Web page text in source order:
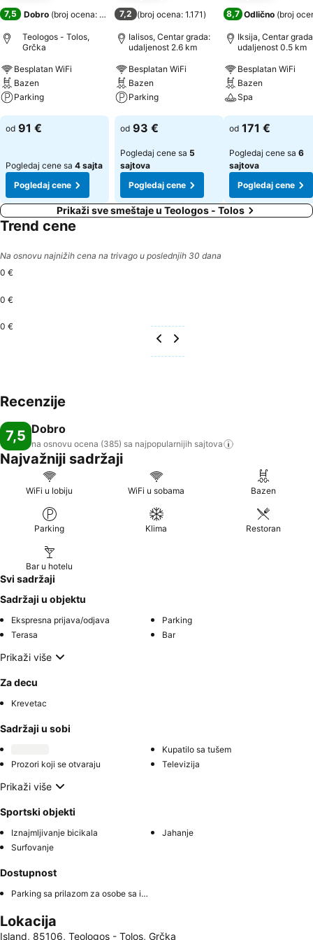
7,5 Dobro (broj ocena: 385)
Teologos - Tolos,
Grčka
Besplatan WiFi
Bazen
Parking
Pogledaj cene
od 91 €
Pogledaj cene sa 4 sajta
Pogledaj cene
7,2 (broj ocena: 1.171)
Ialisos, Centar grada:
udaljenost 2.6 km
Besplatan WiFi
Bazen
Parking
Pogledaj cene
od 93 €
Pogledaj cene sa 5
sajtova
Pogledaj cene
8,7 Odlično (broj
Iksija, Centar
udaljenost 0.5 km
Besplatan WiFi
Bazen
Spa
Pogledaj cene
od 171 €
Pogledaj cene sa 6
sajtova
Pogledaj cene
Prikaži sve smeštaje u Teologos - Tolos
Trend cene
Na osnovu najnižih cena na trivago u poslednjih 30 dana
0 €
0 €
0 €
Recenzije
7,5 Dobro
na osnovu ocena (385) sa najpopularnijih sajtova
Najvažniji sadržaji
WiFi u lobiju WiFi u sobama Bazen
Parking Klima Restoran
Bar u hotelu
Svi sadržaji
Sadržaji u objektu
Ekspresna prijava/odjava
Parking
Terasa
Bar
Prikaži više
Za decu
Krevetac
Sadržaji u sobi
Kupatilo sa tušem
Prozori koji se otvaraju
Televizija
Prikaži više
Sportski objekti
Iznajmljivanje bicikala
Jahanje
Surfovanje
Dostupnost
Parking sa prilazom za osobe sa invaliditetom
Lokacija
Island, 85106, Teologos - Tolos, Grčka